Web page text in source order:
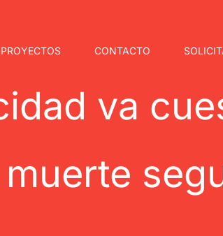
PROYECTOS CONTACTO
va